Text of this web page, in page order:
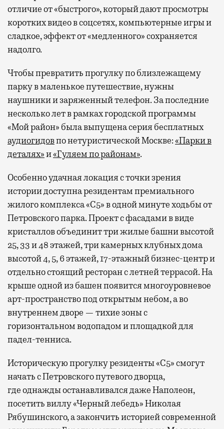
отличие от «быстрого», который дают просмотры
коротких видео в соцсетях, компьютерные игры и
сладкое, эффект от «медленного» сохраняется
надолго.
Чтобы превратить прогулку по близлежащему
парку в маленькое путешествие, нужны
наушники и заряженный телефон. За последние
несколько лет в рамках городской программы
«Мой район» была выпущена серия бесплатных
аудиогидовпо нетуристической Москве:«Парки в
деталях»и«Гуляем по районам».
Особенно удачная локация с точки зрения
истории доступна резидентам премиального
жилого комплекса «С5»в одной минуте ходьбы от
Петровского парка. Проект с фасадами в виде
кристаллов объединит три жилые башни высотой
25, 33 и 48 этажей, три камерных клубных дома
высотой 4, 5, 6 этажей, 17-этажный бизнес-центр и
отдельно стоящий ресторан с летней террасой. На
крыше одной из башен появится многоуровневое
арт-пространство под открытым небом, а во
внутреннем дворе — тихие зоны с
горизонтальном водопадом и площадкой для
падел-тенниса.
Историческую прогулку резиденты «С5» смогут
начать с Петровского путевого дворца,
гдеоднажды останавливался даже Наполеон,
посетить виллу «Черный лебедь» Николая
Рябушинского, а закончить историей современной